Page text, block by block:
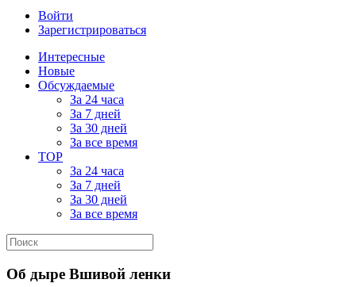
Войти
Зарегистрироваться
Интересные
Новые
Обсуждаемые
За 24 часа
За 7 дней
За 30 дней
За все время
TOP
За 24 часа
За 7 дней
За 30 дней
За все время
Об дыре Вшивой ленки